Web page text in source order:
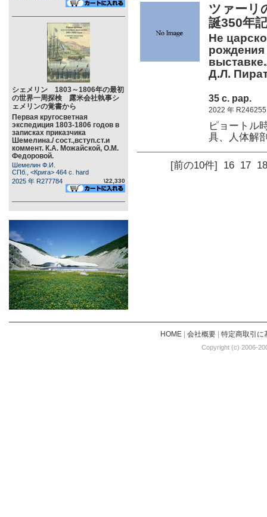
シェメリン 1803～1806年の最初
の世界一周探検 露米会社執事シ
ェメリンの覚書から
Первая кругосветная
экспедиция 1803-1806 годов в
записках приказчика
Шемелина./ сост.,вступ.ст.и
коммент. К.А. Можайской, О.М.
Федоровой.
Шемелин Ф.И.
СПб., <Крига> 464 c. hard
2025 年 R277784
\22,330
ツァーリ
誕350年
Не
рождения
Д.Л.
35 c. pap.
2022 年 R246255
ピョートル
具、人体解
[前の10件] 16 17 18
HOME| 会社概要| 特定商取引に
Copyright (c) 2006-